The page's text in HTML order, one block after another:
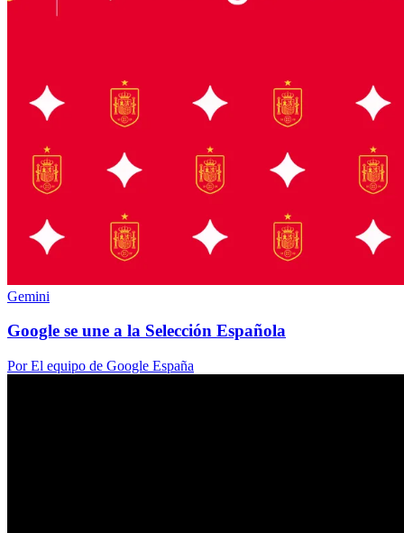
Gemini
Google se une a la Selección Española
Por El equipo de Google España